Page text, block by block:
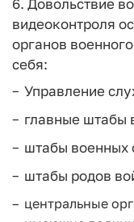
6. Довольствие
видеоконтроля
органов
себя:
Управление
главные штабы
штабы военных
штабы родов
центральные